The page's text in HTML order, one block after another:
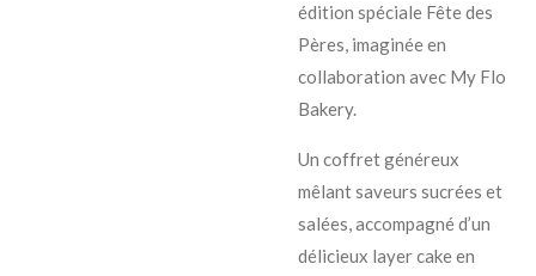
édition spéciale Fête des
Pères, imaginée en
collaboration avec My Flo
Bakery.
Un coffret généreux
mêlant saveurs sucrées et
salées, accompagné d’un
délicieux layer cake en